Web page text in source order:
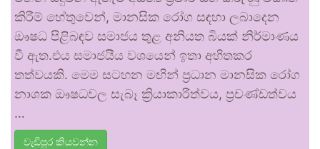
කිරීම් හේතුවෙන්, මානසික රෝග සඳහා ලබාදෙන
ඖෂධ පිළිබඳව සමාජය තුළ අනියත බියක් නිර්මාණය
වී ඇත.එය සමාජයීය වශයෙන් ඉතා අහිතකර
තත්වයකි. මෙම සටහන මඟින් ප්‍රධාන මානසික රෝග
නාශක ඖෂධවල සැබෑ ක්‍රියාකාරීත්වය, ප්‍රචණ්ඩත්වය
…
වැඩිපුර කියවන්න